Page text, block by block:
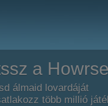
a
álmaid lovardáját
több millió